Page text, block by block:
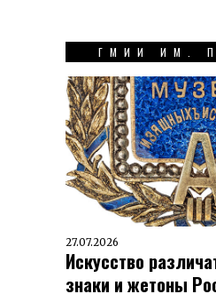
ГМИИ ИМ.
27.07.2026
Искусство
знаки и жетоны